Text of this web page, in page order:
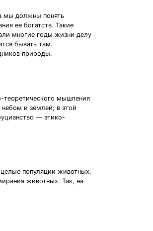
мы должны понять
ее богатств. Такие
многие годы жизни делу
бывать там.
природы.
теоретического мышления
небом и землей; в этой
— этико-
популяции животных.
животных. Так, на